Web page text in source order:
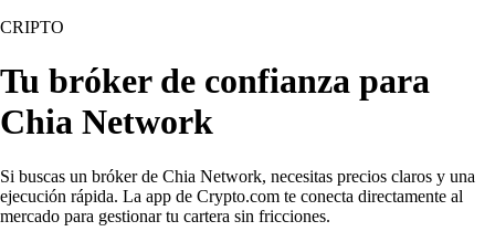
CRIPTO
Tu bróker de confianza para
Chia Network
Si buscas un bróker de Chia Network, necesitas precios claros y una
ejecución rápida. La app de Crypto.com te conecta directamente al
mercado para gestionar tu cartera sin fricciones.